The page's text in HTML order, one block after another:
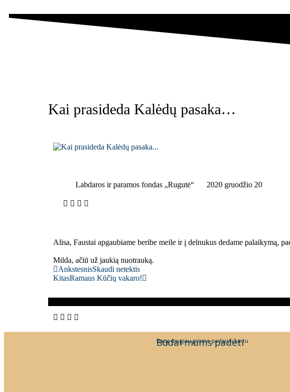
Kai prasideda Kalėdų pasaka…
Labdaros ir paramos fondas „Rugutė“ 2020 gruodžio 20
Alisa, Faustai apgaubiame beribe meile ir į delnukus dedame palaikymą,
Milda, ačiū už jaukią nuotrauką.
AnkstesnisSkaudi netektis
KitasRamaus Kūčių vakaro!
Būdai mums padėti
Daug daugiau galime padaryti kartu